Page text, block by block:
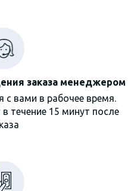
заказа менеджером
вами в рабочее время.
течение 15 минут после